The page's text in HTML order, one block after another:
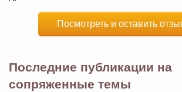
Посмотреть и оставить
Последние публикации на
сопряженные темы